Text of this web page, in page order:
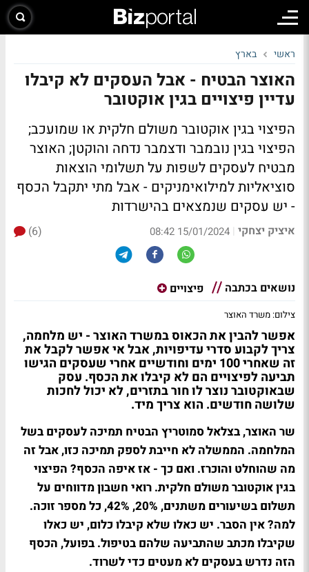
ראשי בארץ
האוצר הבטיח - אבל העסקים לא קיבלו
עדיין פיצויים בגין אוקטובר
הפיצוי בגין אוקטובר משולם חלקית או שמועכב;
הפיצוי בגין נובמבר ודצמבר נדחה והוקטן; האוצר
מבטיח לעסקים לשפות על תשלומי הוצאות
סוציאליות למילואימניקים - אבל מתי יתקבל הכסף
- יש עסקים שנמצאים בהישרדות
איציק יצחקי |
15/01/2024 08:42
(6)
נושאים בכתבה פיצויים
צילום: משרד האוצר
אפשר להבין את הכאוס במשרד האוצר - יש מלחמה,
צריך לקבוע סדרי עדיפויות, אבל אי אפשר לקבל את
זה שאחרי 100 ימים וחודשיים אחרי שעסקים הגישו
תביעה לפיצויים הם לא קיבלו את הכסף. עסק
שבאוקטובר נוצר לו חור בתזרים, לא יכול לחכות
שלושה חודשים. הוא צריך מיד.
שר האוצר, בצלאל סמוטריץ הבטיח תמיכה לעסקים בשל
המלחמה. הממשלה לא חייבת לספק תמיכה כזו, אבל זה
מה שהוחלט והוכרז. ואם כך - אז איפה הכסף? הפיצוי
בגין אוקטובר משולם חלקית. רואי חשבון מדווחים על
תשלום בשיעורים משתנים, 20%, 42%, כל מספר זוכה.
למה? אין הסבר. יש כאלו שלא קיבלו כלום, יש כאלו
שקיבלו מכתב שהתביעה שלהם בטיפול. בפועל, הכסף
הזה נדרש בעסקים לא מעטים כדי לשרוד.